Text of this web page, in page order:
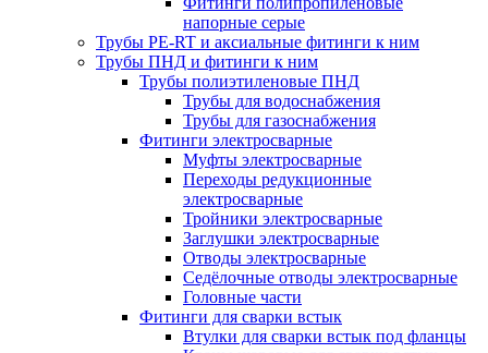
напорные серые
Трубы PE-RT и аксиальные фитинги к ним
Трубы ПНД и фитинги к ним
Трубы полиэтиленовые ПНД
Трубы для водоснабжения
Трубы для газоснабжения
Фитинги электросварные
Муфты электросварные
Переходы редукционные
электросварные
Тройники электросварные
Заглушки электросварные
Отводы электросварные
Седёлочные отводы электросварные
Головные части
Фитинги для сварки встык
Втулки для сварки встык под фланцы